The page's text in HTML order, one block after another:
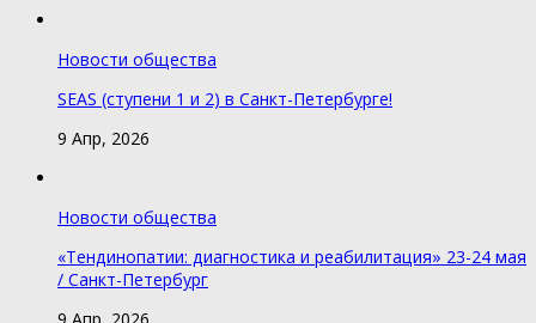
Новости общества
SEAS (ступени 1 и 2) в Санкт-Петербурге!
9 Апр, 2026
Новости общества
«Тендинопатии: диагностика и реабилитация» 23-24 мая
/ Санкт-Петербург